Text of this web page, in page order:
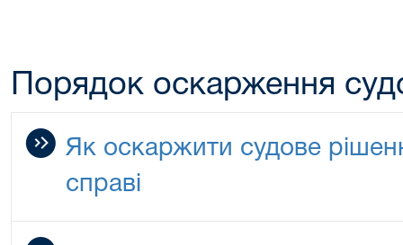
Порядок оскарження
Як оскаржити судове
справі